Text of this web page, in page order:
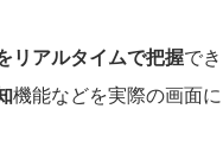
リアルタイムで把握でき
機能などを実際の画面に